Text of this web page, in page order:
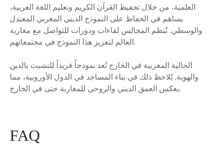
العلمية، من خلال تحفيظ القرآن الكريم وتعليم اللغة العربية،
يساهم في الحفاظ على النموذج الديني المغربي المعتدل
والوسطي. تُنظم المجالس لقاءات ودورات للتواصل مع مغاربة
العالم لتعزيز هذا النموذج في مجتمعاتهم.
الجالية المغربية في الخارج تُعد نموذجاً فريداً للتشبث بالدين
والهوية. يُلاحظ ذلك في بناء المساجد في الدول الأوروبية، مما
يعكس العمق الديني والروحي للمغاربة حتى في الخارج.
FAQ